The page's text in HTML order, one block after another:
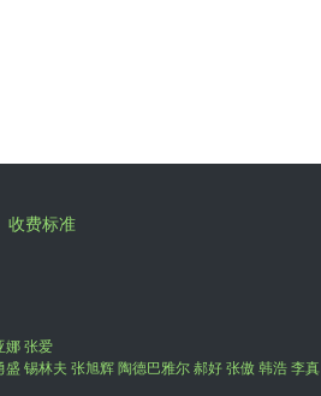
收费标准
娜 张爱
锡林夫 张旭辉 陶德巴雅尔 郝好 张傲 韩浩 李真